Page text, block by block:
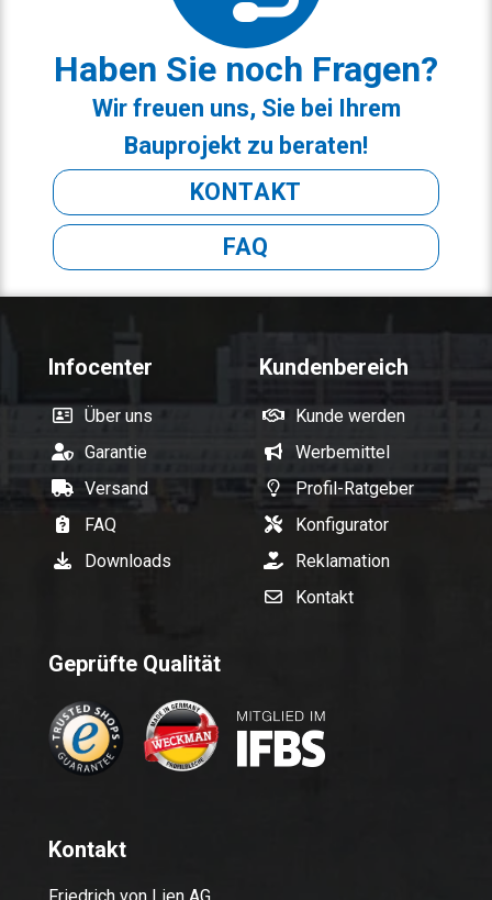
Haben Sie noch Fragen?
Wir freuen uns, Sie bei Ihrem
Bauprojekt zu beraten!
KONTAKT
FAQ
Infocenter
Über uns
Garantie
Versand
FAQ
Downloads
Kundenbereich
Kunde werden
Werbemittel
Profil-Ratgeber
Konfigurator
Reklamation
Kontakt
Geprüfte Qualität
Kontakt